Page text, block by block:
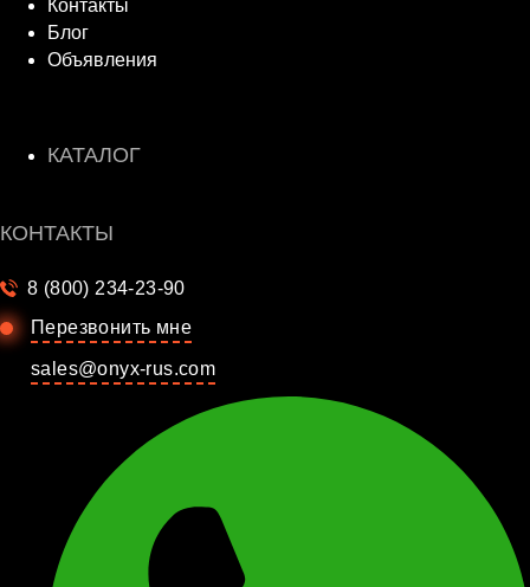
Контакты
Блог
Объявления
КАТАЛОГ
КОНТАКТЫ
8 (800) 234-23-90
Перезвонить мне
sales@onyx-rus.com